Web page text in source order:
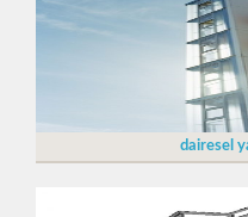
dairesel